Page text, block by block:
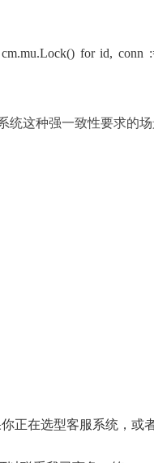
for id, conn
这种强一致性要求的
正在选型客服系统，或